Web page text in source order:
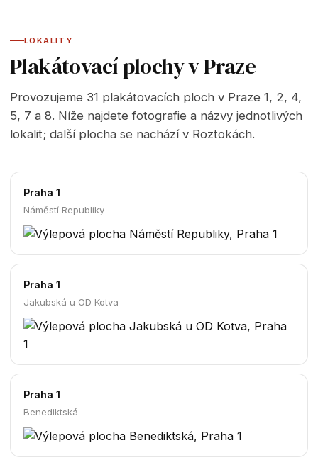
LOKALITY
Plakátovací plochy v Praze
Provozujeme 31 plakátovacích ploch v Praze 1, 2, 4,
5, 7 a 8. Níže najdete fotografie a názvy jednotlivých
lokalit; další plocha se nachází v Roztokách.
Praha 1
Náměstí Republiky
Praha 1
Jakubská u OD Kotva
Praha 1
Benediktská